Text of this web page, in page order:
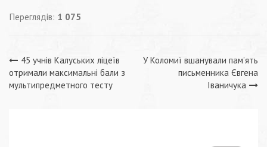
Переглядів: 1 075
Навігація
записів
45 учнів Калуських ліцеїв
отримали максимальні бали з
мультипредметного тесту
У Коломиї вшанували пам’ять
письменника Євгена
Іваничука